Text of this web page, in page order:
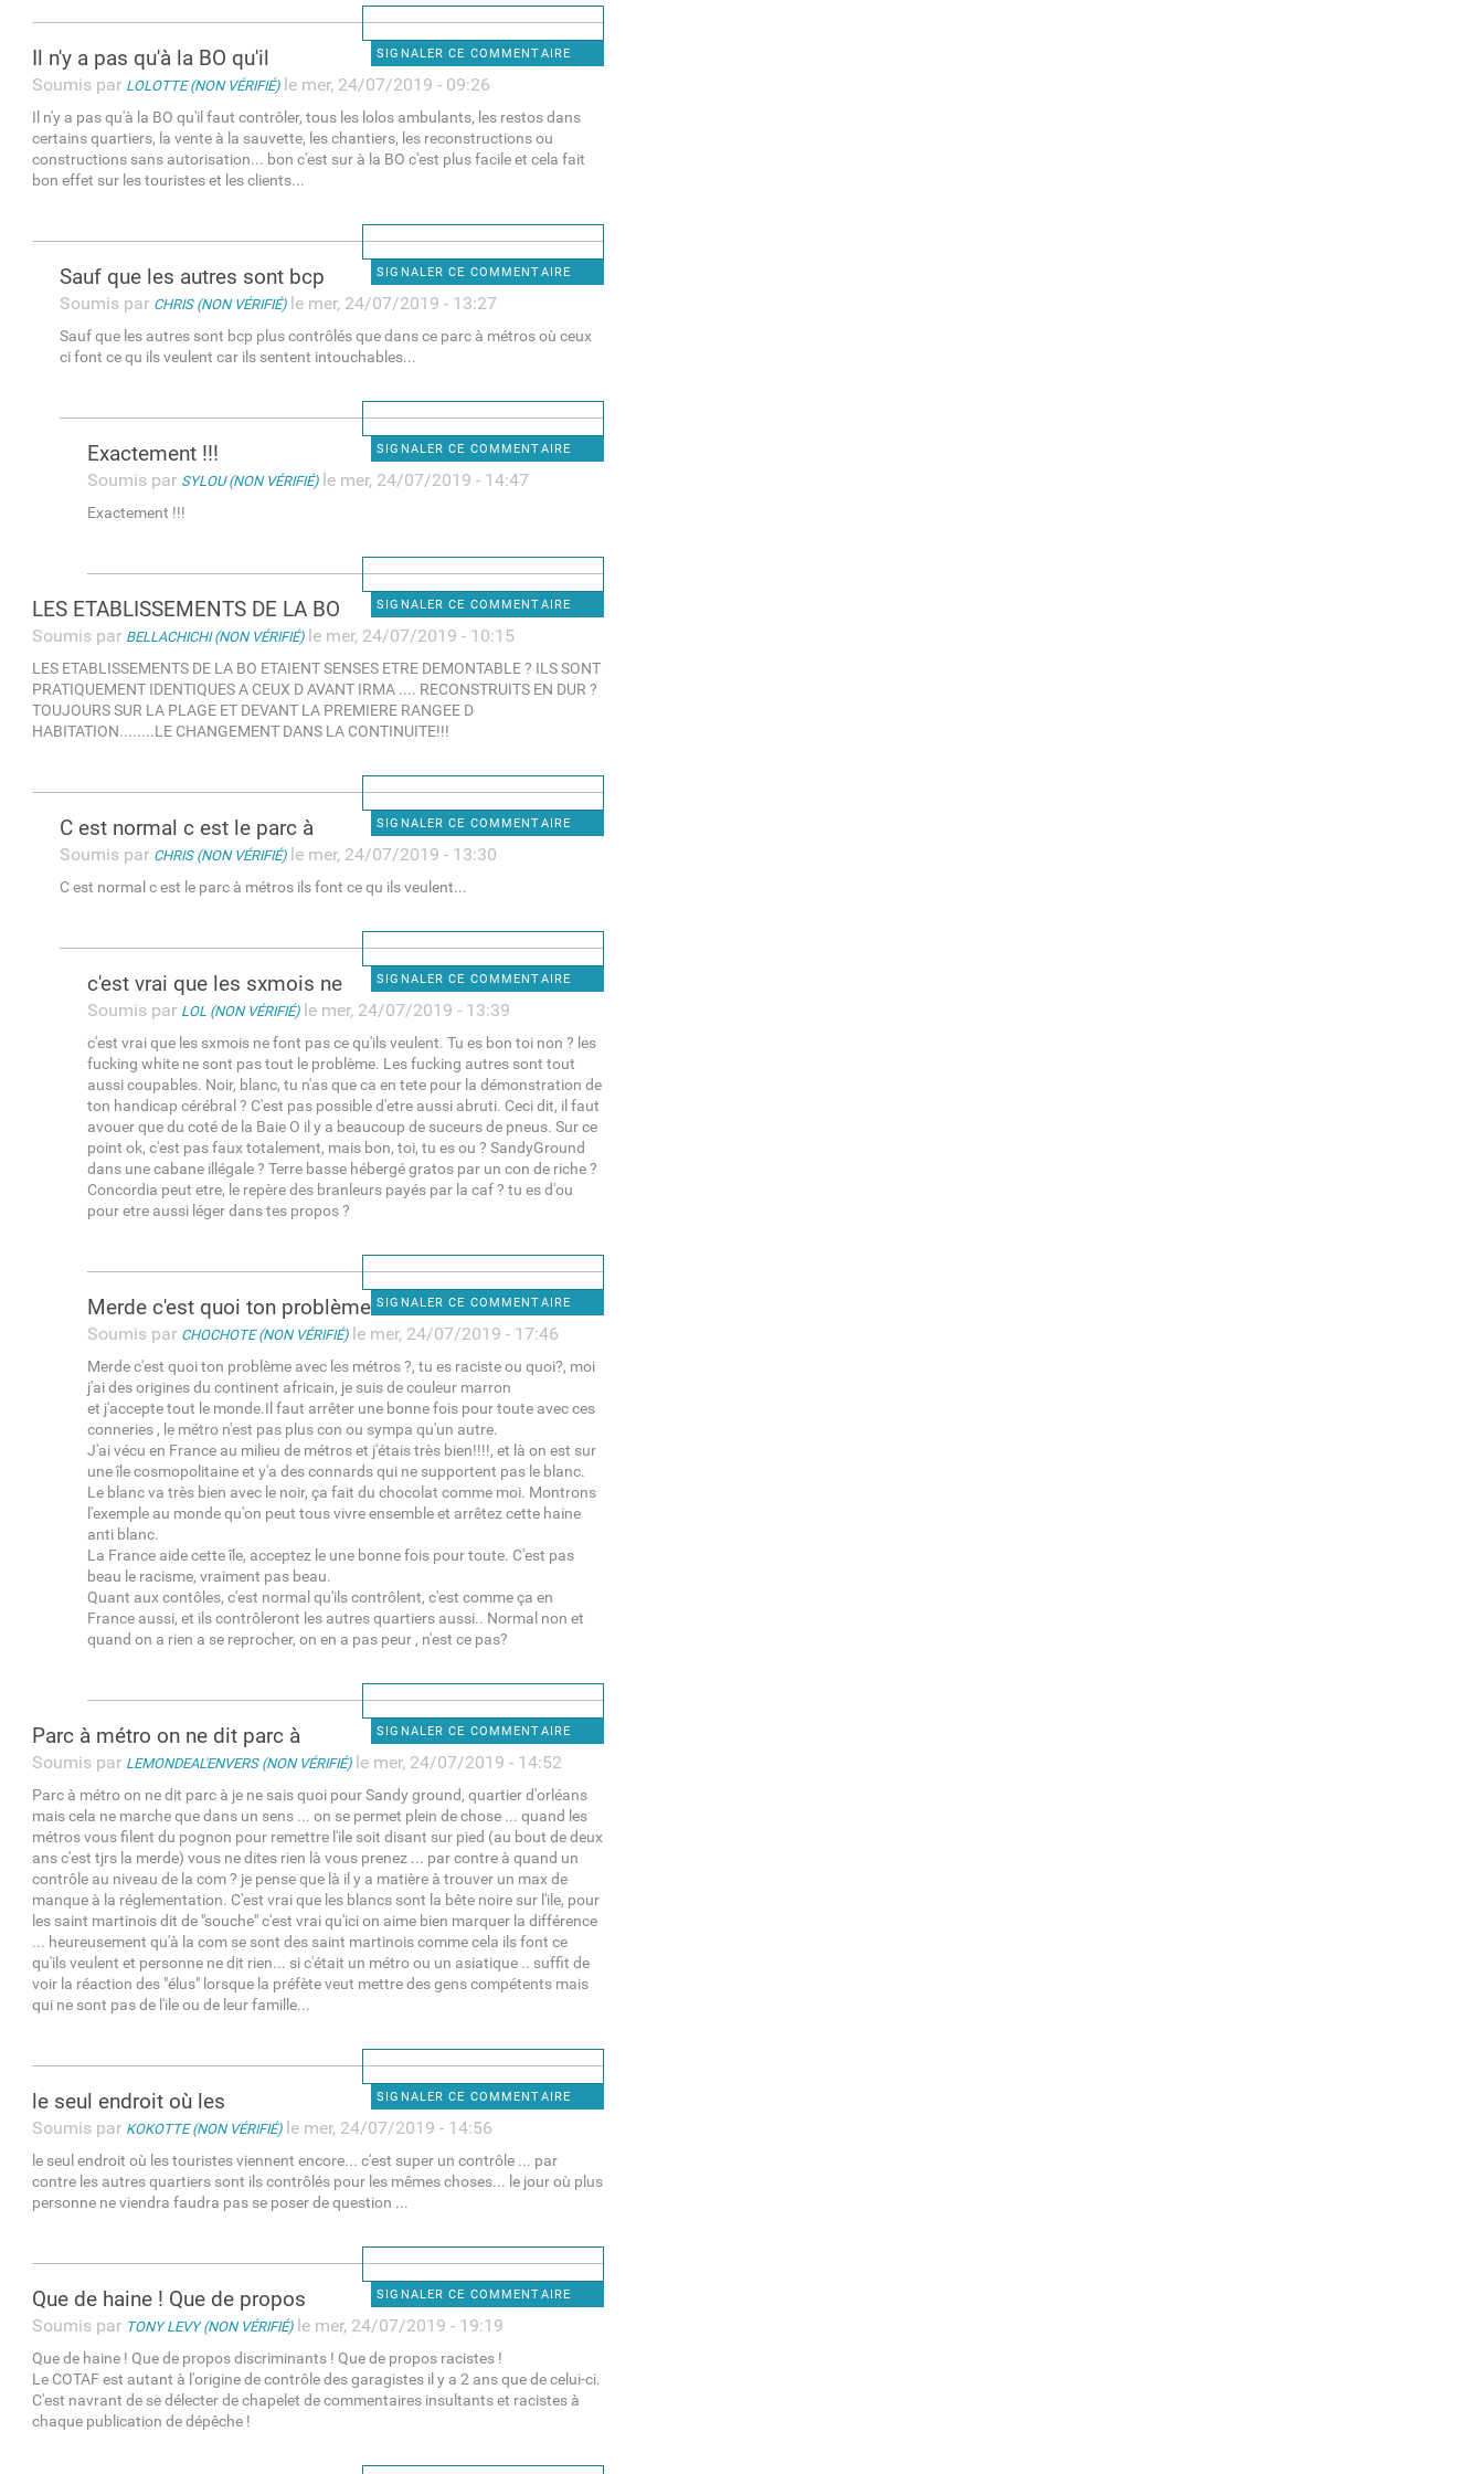
SIGNALER CE COMMENTAIRE
Il n'y a pas qu'à la BO qu'il
Soumis par LOLOTTE (NON VÉRIFIÉ)le mer, 24/07/2019 - 09:26
Il n'y a pas qu'à la BO qu'il faut contrôler, tous les lolos ambulants, les restos dans
certains quartiers, la vente à la sauvette, les chantiers, les reconstructions ou
constructions sans autorisation... bon c'est sur à la BO c'est plus facile et cela fait
bon effet sur les touristes et les clients...
SIGNALER CE COMMENTAIRE
Sauf que les autres sont bcp
Soumis par CHRIS (NON VÉRIFIÉ)le mer, 24/07/2019 - 13:27
Sauf que les autres sont bcp plus contrôlés que dans ce parc à métros où ceux
ci font ce qu ils veulent car ils sentent intouchables...
SIGNALER CE COMMENTAIRE
Exactement !!!
Soumis par SYLOU (NON VÉRIFIÉ)le mer, 24/07/2019 - 14:47
Exactement !!!
SIGNALER CE COMMENTAIRE
LES ETABLISSEMENTS DE LA BO
Soumis par BELLACHICHI (NON VÉRIFIÉ)le mer, 24/07/2019 - 10:15
LES ETABLISSEMENTS DE LA BO ETAIENT SENSES ETRE DEMONTABLE ? ILS SONT
PRATIQUEMENT IDENTIQUES A CEUX D AVANT IRMA .... RECONSTRUITS EN DUR ?
TOUJOURS SUR LA PLAGE ET DEVANT LA PREMIERE RANGEE D
HABITATION........LE CHANGEMENT DANS LA CONTINUITE!!!
SIGNALER CE COMMENTAIRE
C est normal c est le parc à
Soumis par CHRIS (NON VÉRIFIÉ)le mer, 24/07/2019 - 13:30
C est normal c est le parc à métros ils font ce qu ils veulent...
SIGNALER CE COMMENTAIRE
c'est vrai que les sxmois ne
Soumis par LOL (NON VÉRIFIÉ)le mer, 24/07/2019 - 13:39
c'est vrai que les sxmois ne font pas ce qu'ils veulent. Tu es bon toi non ? les
fucking white ne sont pas tout le problème. Les fucking autres sont tout
aussi coupables. Noir, blanc, tu n'as que ca en tete pour la démonstration de
ton handicap cérébral ? C'est pas possible d'etre aussi abruti. Ceci dit, il faut
avouer que du coté de la Baie O il y a beaucoup de suceurs de pneus. Sur ce
point ok, c'est pas faux totalement, mais bon, toi, tu es ou ? SandyGround
dans une cabane illégale ? Terre basse hébergé gratos par un con de riche ?
Concordia peut etre, le repère des branleurs payés par la caf ? tu es d'ou
pour etre aussi léger dans tes propos ?
SIGNALER CE COMMENTAIRE
Merde c'est quoi ton problème
Soumis par CHOCHOTE (NON VÉRIFIÉ)le mer, 24/07/2019 - 17:46
Merde c'est quoi ton problème avec les métros ?, tu es raciste ou quoi?, moi
j'ai des origines du continent africain, je suis de couleur marron
et j'accepte tout le monde.Il faut arrêter une bonne fois pour toute avec ces
conneries , le métro n'est pas plus con ou sympa qu'un autre.
J'ai vécu en France au milieu de métros et j'étais très bien!!!!, et là on est sur
une île cosmopolitaine et y'a des connards qui ne supportent pas le blanc.
Le blanc va très bien avec le noir, ça fait du chocolat comme moi. Montrons
l'exemple au monde qu'on peut tous vivre ensemble et arrêtez cette haine
anti blanc.
La France aide cette île, acceptez le une bonne fois pour toute. C'est pas
beau le racisme, vraiment pas beau.
Quant aux contôles, c'est normal qu'ils contrôlent, c'est comme ça en
France aussi, et ils contrôleront les autres quartiers aussi.. Normal non et
quand on a rien a se reprocher, on en a pas peur , n'est ce pas?
SIGNALER CE COMMENTAIRE
Parc à métro on ne dit parc à
Soumis par LEMONDEAL'ENVERS (NON VÉRIFIÉ)le mer, 24/07/2019 - 14:52
Parc à métro on ne dit parc à je ne sais quoi pour Sandy ground, quartier d'orléans
mais cela ne marche que dans un sens ... on se permet plein de chose ... quand les
métros vous filent du pognon pour remettre l'ile soit disant sur pied (au bout de deux
ans c'est tjrs la merde) vous ne dites rien là vous prenez ... par contre à quand un
contrôle au niveau de la com ? je pense que là il y a matière à trouver un max de
manque à la réglementation. C'est vrai que les blancs sont la bête noire sur l'ile, pour
les saint martinois dit de "souche" c'est vrai qu'ici on aime bien marquer la différence
... heureusement qu'à la com se sont des saint martinois comme cela ils font ce
qu'ils veulent et personne ne dit rien... si c'était un métro ou un asiatique .. suffit de
voir la réaction des "élus" lorsque la préfète veut mettre des gens compétents mais
qui ne sont pas de l'ile ou de leur famille...
SIGNALER CE COMMENTAIRE
le seul endroit où les
Soumis par KOKOTTE (NON VÉRIFIÉ)le mer, 24/07/2019 - 14:56
le seul endroit où les touristes viennent encore... c'est super un contrôle ... par
contre les autres quartiers sont ils contrôlés pour les mêmes choses... le jour où plus
personne ne viendra faudra pas se poser de question ...
SIGNALER CE COMMENTAIRE
Que de haine ! Que de propos
Soumis par TONY LEVY (NON VÉRIFIÉ)le mer, 24/07/2019 - 19:19
Que de haine ! Que de propos discriminants ! Que de propos racistes !
Le COTAF est autant à l'origine de contrôle des garagistes il y a 2 ans que de celui-ci.
C'est navrant de se délecter de chapelet de commentaires insultants et racistes à
chaque publication de dépêche !